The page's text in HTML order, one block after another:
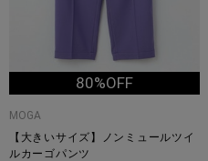
80%OFF
MOGA
【大きいサイズ】ノンミュールツイ
ルカーゴパンツ